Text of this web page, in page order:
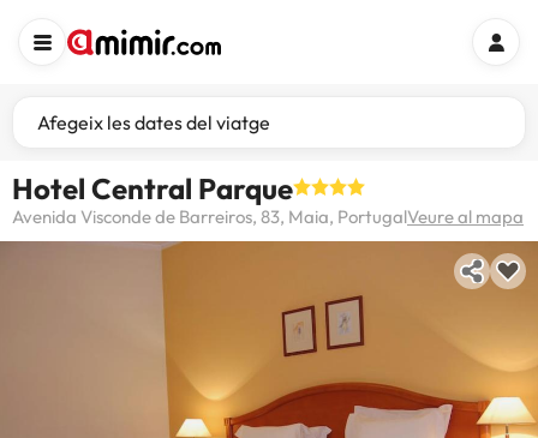
Afegeix les dates del viatge
Hotel Central Parque
Avenida Visconde de Barreiros, 83, Maia, PortugalVeure al mapa